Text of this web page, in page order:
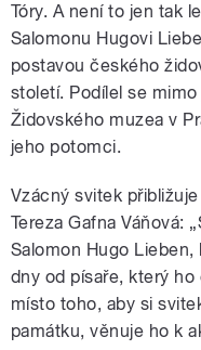
Tóry. A není to jen tak
Salomonu Hugovi
postavou českého
století. Podílel se
Židovského muzea v
jeho potomci.
Vzácný svitek
Tereza Gafna Váňová:
Salomon Hugo
dny od písaře, který ho
místo toho, aby si
památku, věnuje ho k